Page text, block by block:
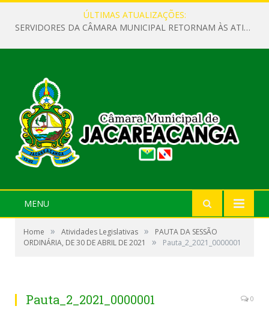
ÚLTIMAS ATUALIZAÇÕES:
SERVIDORES DA CÂMARA MUNICIPAL RETORNAM ÀS ATIVIDADES APÓS O RECESSO PARLAMENTAR
MENU
Home » Atividades Legislativas »
PAUTA DA SESSÃO
ORDINÁRIA, DE 30 DE ABRIL DE 2021
» Pauta_2_2021_0000001
Pauta_2_2021_0000001 0